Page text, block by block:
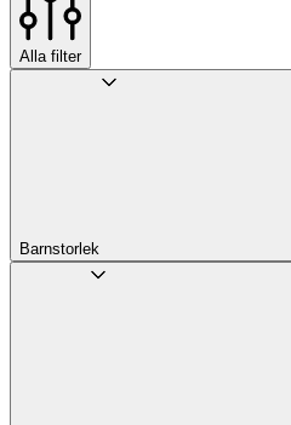
Alla filter
Barnstorlek